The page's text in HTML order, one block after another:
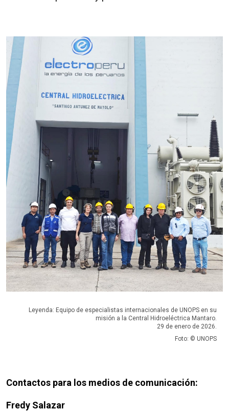
Leyenda: Equipo de especialistas internacionales de UNOPS en su
misión a la Central Hidroeléctrica Mantaro.
29 de enero de 2026.
Foto: © UNOPS
Contactos para los medios de comunicación:
Fredy Salazar